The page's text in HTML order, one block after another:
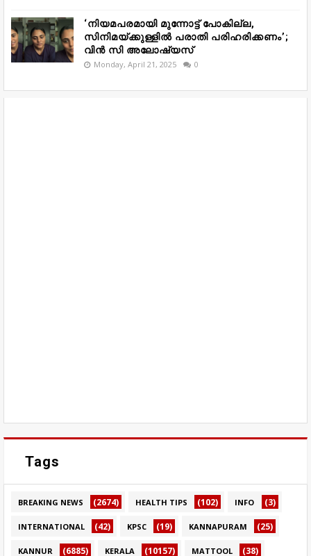
‘നിയമപരമായി മുന്നോട്ട് പോകില്ല,
സിനിമയ്ക്കുള്ളിൽ പരാതി പരിഹരിക്കണം’;
വിൻ സി അലോഷ്യസ്
Monday, April 21, 2025 0
Tags
BREAKING NEWS (2674) HEALTH TIPS (102) INFO (3)
INTERNATIONAL (42) KPSC (19) KANNAPURAM (25)
KANNUR (6885) KERALA (10157) MATTOOL (38)